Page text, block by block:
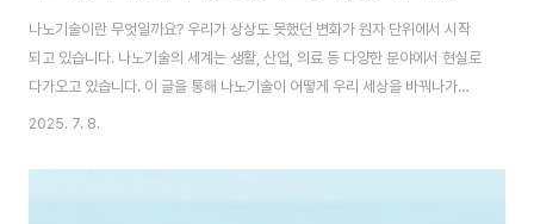
나노기술이란 무엇일까요? 우리가 상상도 못했던 변화가 원자 단위에서 시작
되고 있습니다. 나노기술의 세계는 생활, 산업, 의료 등 다양한 분야에서 현실로
다가오고 있습니다. 이 글을 통해 나노기술이 어떻게 우리 세상을 바꿔나가는
지 꼭 확인해보세요!솔직히 말씀드리면, 저는 처음에 "나노"라는 단어를 들었
그게 단순한 크기가 아니라 세상을 송두리째 바꿀 수 있는 기술임을 깨닫게 됐
2025. 7. 8.